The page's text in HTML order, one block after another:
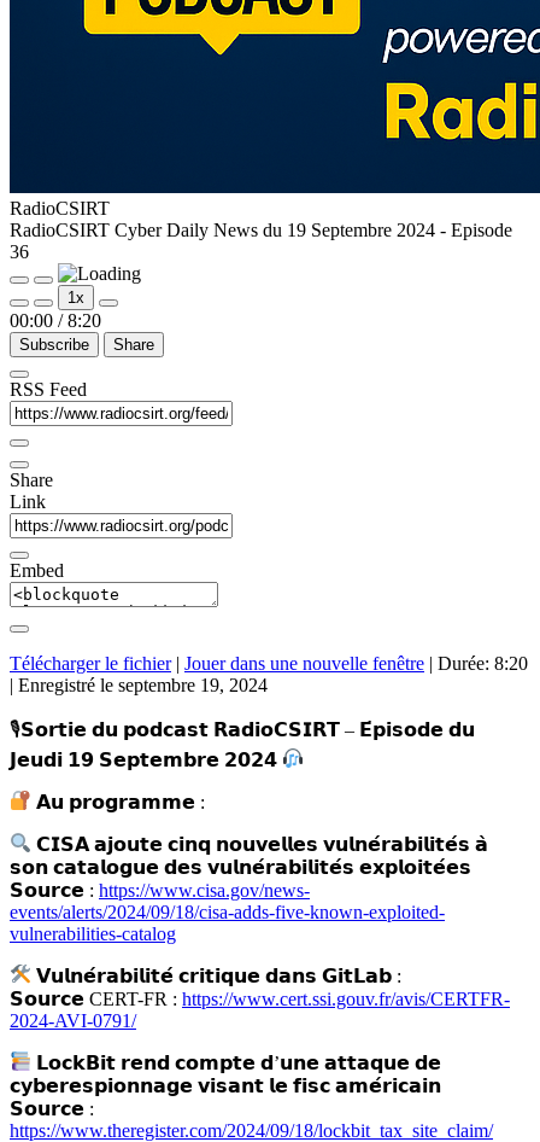
RadioCSIRT
RadioCSIRT Cyber Daily News du 19 Septembre 2024 - Episode
36
1x
00:00 / 8:20
Subscribe Share
RSS Feed
Share
Link
Embed
Télécharger le fichier| Jouer dans une nouvelle fenêtre | Durée: 8:20
| Enregistré le septembre 19, 2024
🎙𝗦𝗼𝗿𝘁𝗶𝗲 𝗱𝘂 𝗽𝗼𝗱𝗰𝗮𝘀𝘁 𝗥𝗮𝗱𝗶𝗼𝗖𝗦𝗜𝗥𝗧 – 𝗘́𝗽𝗶𝘀𝗼𝗱𝗲 𝗱𝘂
𝗝𝗲𝘂𝗱𝗶 𝟭𝟵 𝗦𝗲𝗽𝘁𝗲𝗺𝗯𝗿𝗲 𝟮𝟬𝟮𝟰
𝗔𝘂 𝗽𝗿𝗼𝗴𝗿𝗮𝗺𝗺𝗲 :
𝗖𝗜𝗦𝗔 𝗮𝗷𝗼𝘂𝘁𝗲 𝗰𝗶𝗻𝗾 𝗻𝗼𝘂𝘃𝗲𝗹𝗹𝗲𝘀 𝘃𝘂𝗹𝗻𝗲́𝗿𝗮𝗯𝗶𝗹𝗶𝘁𝗲́𝘀 𝗮̀
𝘀𝗼𝗻 𝗰𝗮𝘁𝗮𝗹𝗼𝗴𝘂𝗲 𝗱𝗲𝘀 𝘃𝘂𝗹𝗻𝗲́𝗿𝗮𝗯𝗶𝗹𝗶𝘁𝗲́𝘀 𝗲𝘅𝗽𝗹𝗼𝗶𝘁𝗲́𝗲𝘀
𝗦𝗼𝘂𝗿𝗰𝗲 : https://www.cisa.gov/news-
events/alerts/2024/09/18/cisa-adds-five-known-exploited-
vulnerabilities-catalog
𝗩𝘂𝗹𝗻𝗲́𝗿𝗮𝗯𝗶𝗹𝗶𝘁𝗲́ 𝗰𝗿𝗶𝘁𝗶𝗾𝘂𝗲 𝗱𝗮𝗻𝘀 𝗚𝗶𝘁𝗟𝗮𝗯 :
𝗦𝗼𝘂𝗿𝗰𝗲 CERT-FR : https://www.cert.ssi.gouv.fr/avis/CERTFR-
2024-AVI-0791/
𝗟𝗼𝗰𝗸𝗕𝗶𝘁 𝗿𝗲𝗻𝗱 𝗰𝗼𝗺𝗽𝘁𝗲 𝗱’𝘂𝗻𝗲 𝗮𝘁𝘁𝗮𝗾𝘂𝗲 𝗱𝗲
𝗰𝘆𝗯𝗲𝗿𝗲𝘀𝗽𝗶𝗼𝗻𝗻𝗮𝗴𝗲 𝘃𝗶𝘀𝗮𝗻𝘁 𝗹𝗲 𝗳𝗶𝘀𝗰 𝗮𝗺𝗲́𝗿𝗶𝗰𝗮𝗶𝗻
𝗦𝗼𝘂𝗿𝗰𝗲 :
https://www.theregister.com/2024/09/18/lockbit_tax_site_claim/